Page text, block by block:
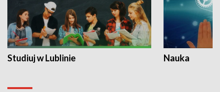
Studiuj w Lublinie Nauka